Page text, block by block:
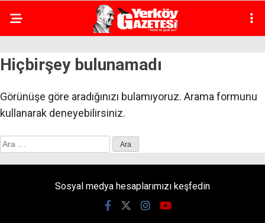
Hiçbirşey bulunamadı
Görünüşe göre aradığınızı bulamıyoruz. Arama formunu
kullanarak deneyebilirsiniz.
Arama:
Sosyal medya hesaplarımızı keşfedin